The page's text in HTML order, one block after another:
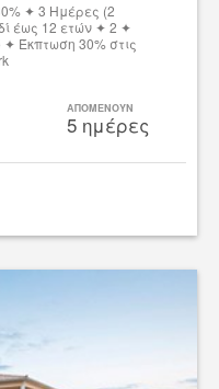
✦ 3 Ημέρες (2
έως 12 ετών ✦ 2 ✦
Έκπτωση 30% στις
ΑΠΟΜΕΝΟΥΝ
5 ημέρες